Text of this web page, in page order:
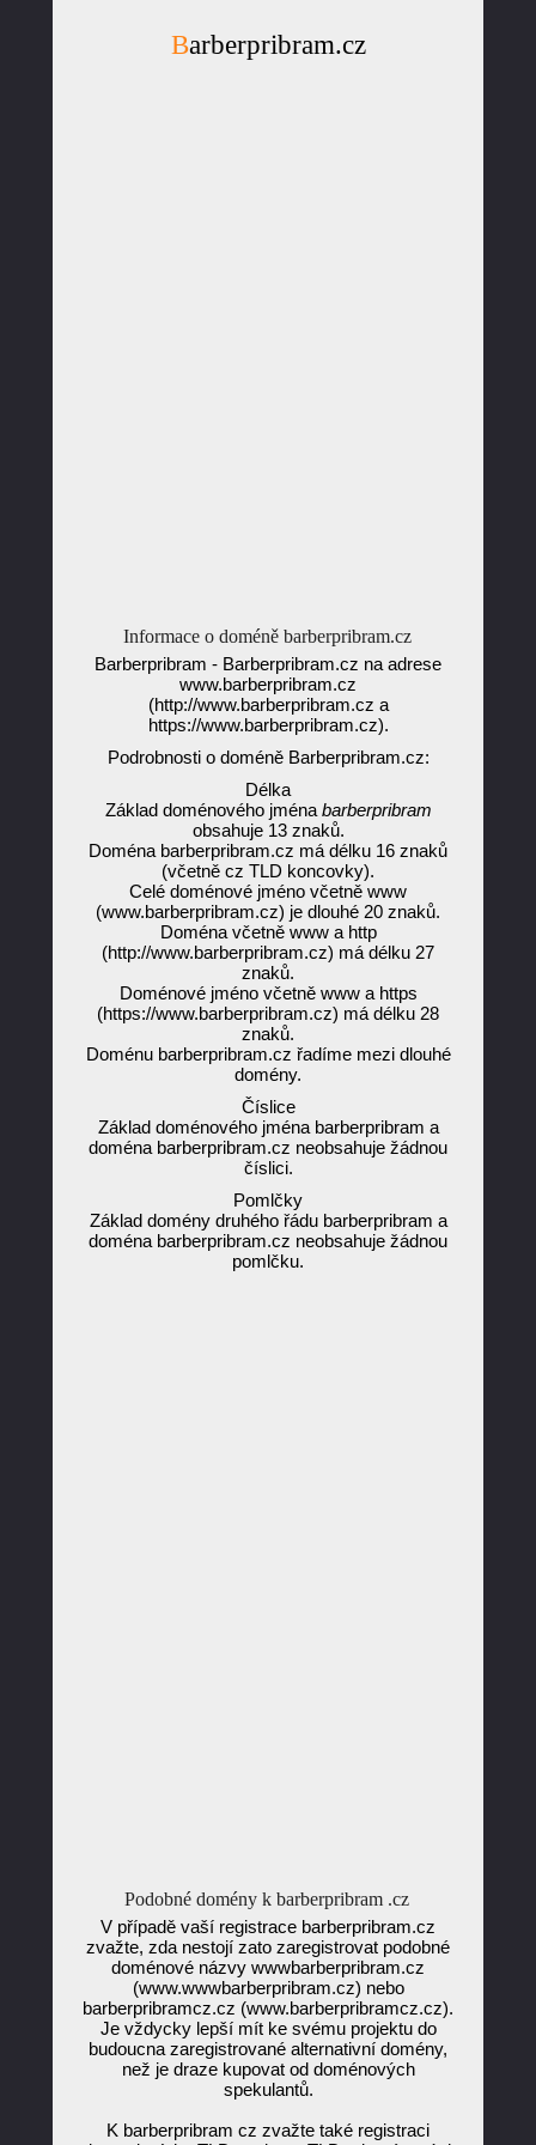
Barberpribram.cz
Informace o doméně barberpribram.cz
Barberpribram - Barberpribram.cz na adrese
www.barberpribram.cz
(http://www.barberpribram.cz a
https://www.barberpribram.cz).
Podrobnosti o doméně Barberpribram.cz:
Délka
Základ doménového jména barberpribram
obsahuje 13 znaků.
Doména barberpribram.cz má délku 16 znaků
(včetně cz TLD koncovky).
Celé doménové jméno včetně www
(www.barberpribram.cz) je dlouhé 20 znaků.
Doména včetně www a http
(http://www.barberpribram.cz) má délku 27
znaků.
Doménové jméno včetně www a https
(https://www.barberpribram.cz) má délku 28
znaků.
Doménu barberpribram.cz řadíme mezi dlouhé
domény.
Číslice
Základ doménového jména barberpribram a
doména barberpribram.cz neobsahuje žádnou
číslici.
Pomlčky
Základ domény druhého řádu barberpribram a
doména barberpribram.cz neobsahuje žádnou
pomlčku.
Podobné domény k barberpribram .cz
V případě vaší registrace barberpribram.cz
zvažte, zda nestojí zato zaregistrovat podobné
doménové názvy wwwbarberpribram.cz
(www.wwwbarberpribram.cz) nebo
barberpribramcz.cz (www.barberpribramcz.cz).
Je vždycky lepší mít ke svému projektu do
budoucna zaregistrované alternativní domény,
než je draze kupovat od doménových
spekulantů.
K barberpribram cz zvažte také registraci